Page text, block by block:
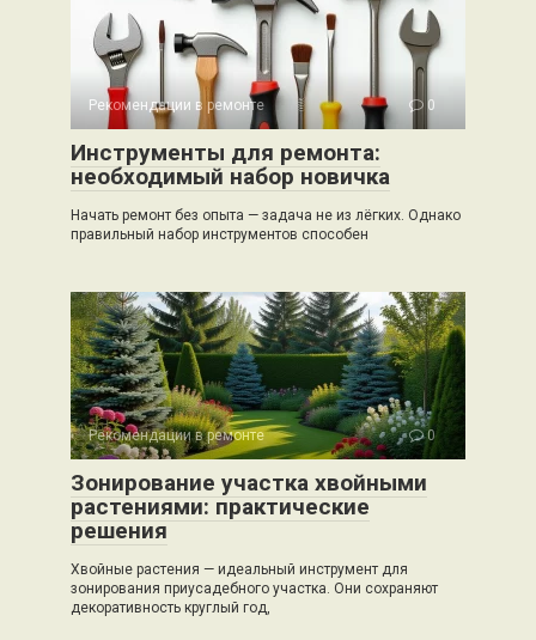
Рекомендации в ремонте 0
Инструменты для ремонта:
необходимый набор новичка
Начать ремонт без опыта — задача не из лёгких. Однако
правильный набор инструментов способен
Рекомендации в ремонте 0
Зонирование участка хвойными
растениями: практические
решения
Хвойные растения — идеальный инструмент для
зонирования приусадебного участка. Они сохраняют
декоративность круглый год,